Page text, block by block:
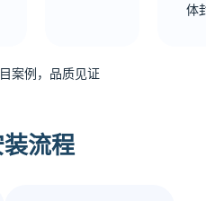
体
案例，品质见证
流程